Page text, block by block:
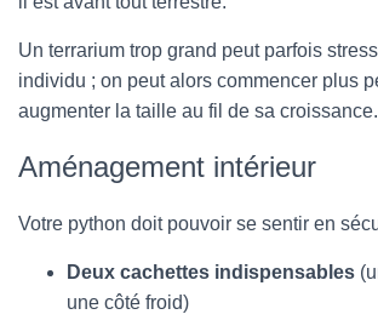
Un terrarium trop grand peut parfois
individu ; on peut alors commencer plus
augmenter la taille au fil de sa croissance.
Aménagement intérieur
Votre python doit pouvoir se sentir en
Deux cachettes indispensables
une côté froid)